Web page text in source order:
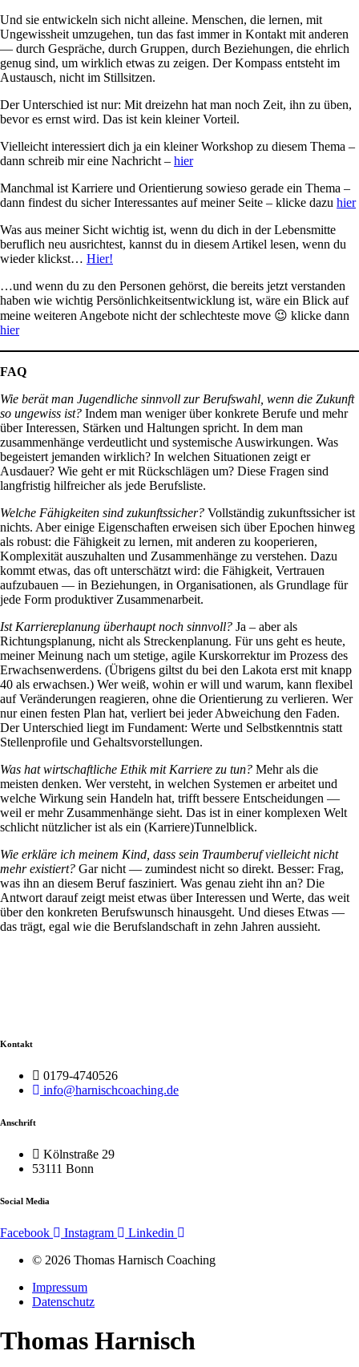
Und sie entwickeln sich nicht alleine. Menschen, die lernen, mit
Ungewissheit umzugehen, tun das fast immer in Kontakt mit anderen
— durch Gespräche, durch Gruppen, durch Beziehungen, die ehrlich
genug sind, um wirklich etwas zu zeigen. Der Kompass entsteht im
Austausch, nicht im Stillsitzen.
Der Unterschied ist nur: Mit dreizehn hat man noch Zeit, ihn zu üben,
bevor es ernst wird. Das ist kein kleiner Vorteil.
Vielleicht interessiert dich ja ein kleiner Workshop zu diesem Thema –
dann schreib mir eine Nachricht – hier
Manchmal ist Karriere und Orientierung sowieso gerade ein Thema –
dann findest du sicher Interessantes auf meiner Seite – klicke dazu hier
Was aus meiner Sicht wichtig ist, wenn du dich in der Lebensmitte
beruflich neu ausrichtest, kannst du in diesem Artikel lesen, wenn du
wieder klickst… Hier!
…und wenn du zu den Personen gehörst, die bereits jetzt verstanden
haben wie wichtig Persönlichkeitsentwicklung ist, wäre ein Blick auf
meine weiteren Angebote nicht der schlechteste move 😉 klicke dann
hier
FAQ
Wie berät man Jugendliche sinnvoll zur Berufswahl, wenn die Zukunft
so ungewiss ist? Indem man weniger über konkrete Berufe und mehr
über Interessen, Stärken und Haltungen spricht. In dem man
zusammenhänge verdeutlicht und systemische Auswirkungen. Was
begeistert jemanden wirklich? In welchen Situationen zeigt er
Ausdauer? Wie geht er mit Rückschlägen um? Diese Fragen sind
langfristig hilfreicher als jede Berufsliste.
Welche Fähigkeiten sind zukunftssicher? Vollständig zukunftssicher ist
nichts. Aber einige Eigenschaften erweisen sich über Epochen hinweg
als robust: die Fähigkeit zu lernen, mit anderen zu kooperieren,
Komplexität auszuhalten und Zusammenhänge zu verstehen. Dazu
kommt etwas, das oft unterschätzt wird: die Fähigkeit, Vertrauen
aufzubauen — in Beziehungen, in Organisationen, als Grundlage für
jede Form produktiver Zusammenarbeit.
Ist Karriereplanung überhaupt noch sinnvoll? Ja – aber als
Richtungsplanung, nicht als Streckenplanung. Für uns geht es heute,
meiner Meinung nach um stetige, agile Kurskorrektur im Prozess des
Erwachsenwerdens. (Übrigens giltst du bei den Lakota erst mit knapp
40 als erwachsen.) Wer weiß, wohin er will und warum, kann flexibel
auf Veränderungen reagieren, ohne die Orientierung zu verlieren. Wer
nur einen festen Plan hat, verliert bei jeder Abweichung den Faden.
Der Unterschied liegt im Fundament: Werte und Selbstkenntnis statt
Stellenprofile und Gehaltsvorstellungen.
Was hat wirtschaftliche Ethik mit Karriere zu tun? Mehr als die
meisten denken. Wer versteht, in welchen Systemen er arbeitet und
welche Wirkung sein Handeln hat, trifft bessere Entscheidungen —
weil er mehr Zusammenhänge sieht. Das ist in einer komplexen Welt
schlicht nützlicher ist als ein (Karriere)Tunnelblick.
Wie erkläre ich meinem Kind, dass sein Traumberuf vielleicht nicht
mehr existiert? Gar nicht — zumindest nicht so direkt. Besser: Frag,
was ihn an diesem Beruf fasziniert. Was genau zieht ihn an? Die
Antwort darauf zeigt meist etwas über Interessen und Werte, das weit
über den konkreten Berufswunsch hinausgeht. Und dieses Etwas —
das trägt, egal wie die Berufslandschaft in zehn Jahren aussieht.
Kontakt
0179-4740526
info@harnischcoaching.de
Anschrift
Kölnstraße 29
53111 Bonn
Social Media
Facebook Instagram
Linkedin
© 2026 Thomas Harnisch Coaching
Impressum
Datenschutz
Thomas Harnisch